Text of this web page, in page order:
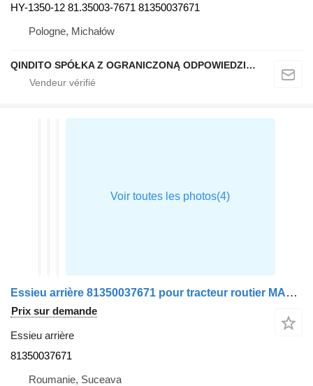
HY-1350-12 81.35003-7671 81350037671
Pologne, Michałów
QINDITO SPÓŁKA Z OGRANICZONĄ ODPOWIEDZIALNOŚCIĄ
Essieu arrière 81350037671 pour tracteur routier MAN TGX
Prix sur demande
Essieu arrière
81350037671
Roumanie, Suceava